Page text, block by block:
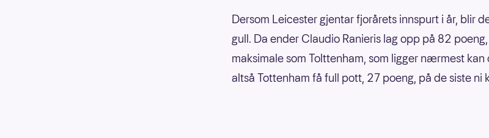
Dersom Leicester gjentar fjorårets innspurt i år, blir
gull. Da ender Claudio Ranieris lag opp på 82
maksimale som Tolttenham, som ligger nærmest
altså Tottenham få full pott, 27 poeng, på de siste ni